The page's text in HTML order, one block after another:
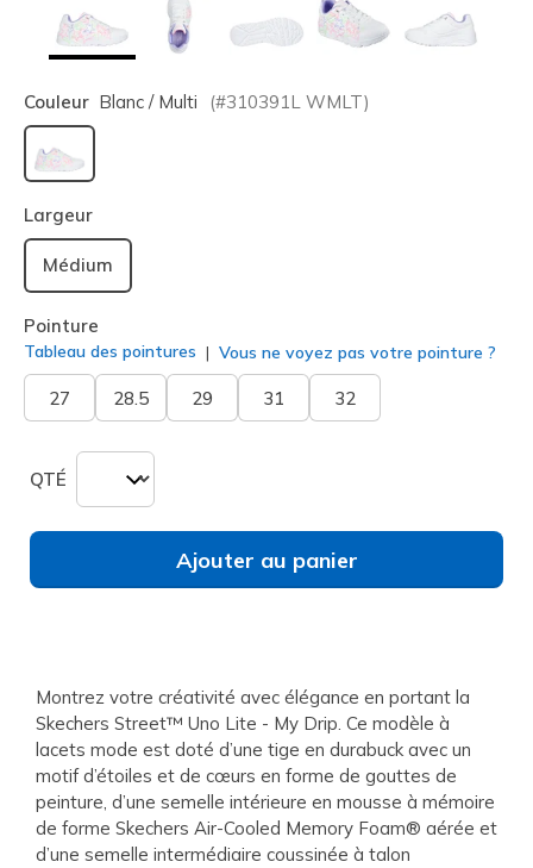
Couleur Blanc / Multi (#310391L WMLT)
sélectionné
Largeur
Médium
Pointure
Tableau des pointures Vous ne voyez pas votre pointure ?
27 28.5 29 31 32
QTÉ
Ajouter au panier
Montrez votre créativité avec élégance en portant la
Skechers Street™ Uno Lite - My Drip. Ce modèle à
lacets mode est doté d’une tige en durabuck avec un
motif d’étoiles et de cœurs en forme de gouttes de
peinture, d’une semelle intérieure en mousse à mémoire
de forme Skechers Air-Cooled Memory Foam® aérée et
d’une semelle intermédiaire coussinée à talon